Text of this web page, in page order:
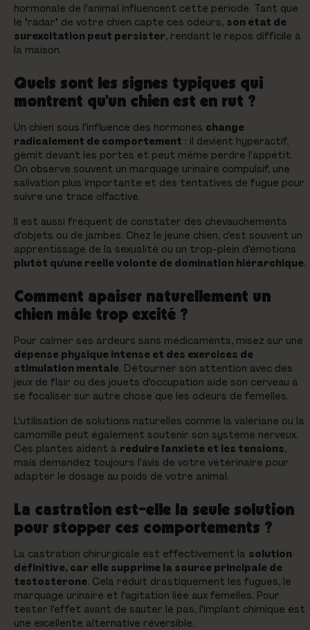
hormonale de l'animal influencent cette période. Tant que
le "radar" de votre chien capte ces odeurs, son état de
surexcitation peut persister, rendant le repos difficile à
la maison.
Quels sont les signes typiques qui
montrent qu'un chien est en rut ?
Un chien sous l'influence des hormones change
radicalement de comportement : il devient hyperactif,
gémit devant les portes et peut même perdre l'appétit.
On observe souvent un marquage urinaire compulsif, une
salivation plus importante et des tentatives de fugue pour
suivre une trace olfactive.
Il est aussi fréquent de constater des chevauchements
d'objets ou de jambes. Chez le jeune chien, c'est souvent un
apprentissage de la sexualité ou un trop-plein d'émotions
plutôt qu'une réelle volonté de domination hiérarchique.
Comment apaiser naturellement un
chien mâle trop excité ?
Pour calmer ses ardeurs sans médicaments, misez sur une
dépense physique intense et des exercices de
stimulation mentale. Détourner son attention avec des
jeux de flair ou des jouets d'occupation aide son cerveau à
se focaliser sur autre chose que les odeurs de femelles.
L'utilisation de solutions naturelles comme la valériane ou la
camomille peut également soutenir son système nerveux.
Ces plantes aident à réduire l'anxiété et les tensions,
mais demandez toujours l'avis de votre vétérinaire pour
adapter le dosage au poids de votre animal.
La castration est-elle la seule solution
pour stopper ces comportements ?
La castration chirurgicale est effectivement la solution
définitive, car elle supprime la source principale de
testostérone. Cela réduit drastiquement les fugues, le
marquage urinaire et l'agitation liée aux femelles. Pour
tester l'effet avant de sauter le pas, l'implant chimique est
une excellente alternative réversible.